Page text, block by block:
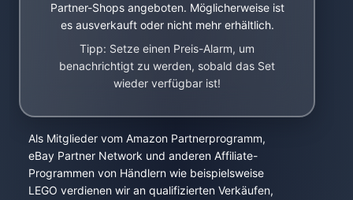
Partner-Shops angeboten. Möglicherweise ist
es ausverkauft oder nicht mehr erhältlich.
Tipp: Setze einen Preis-Alarm, um
benachrichtigt zu werden, sobald das Set
wieder verfügbar ist!
Als Mitglieder vom Amazon Partnerprogramm,
eBay Partner Network und anderen Affiliate-
Programmen von Händlern wie beispielsweise
LEGO verdienen wir an qualifizierten Verkäufen,